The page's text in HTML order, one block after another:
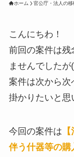
ホーム 官公庁・法人の移
こんにちわ！
前回の案件は残
ませんでしたが
案件は次から次
掛かりたいと思
今回の案件は
伴う什器等の購